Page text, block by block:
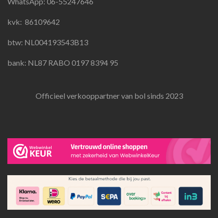
k
a
kvk: 86109642
btw: NL004193543B13
bank: NL87 RABO 0197 8394 95
Officieel verkooppartner van bol sinds 2023